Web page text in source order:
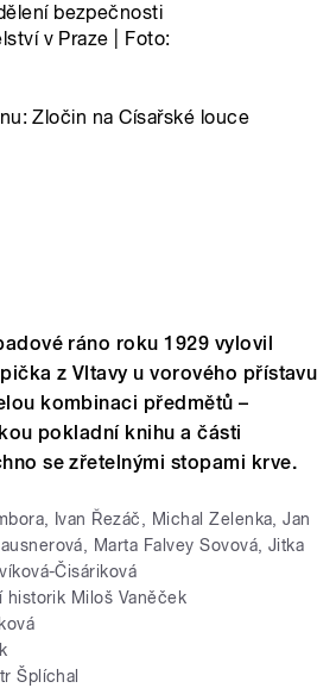
bezpečnosti
v Praze | Foto:
Zločin na Císařské louce
ráno roku 1929 vylovil
z Vltavy u vorového přístavu
kombinaci předmětů –
pokladní knihu a části
se zřetelnými stopami krve.
Ivan Řezáč, Michal Zelenka, Jan
Marta Falvey Sovová, Jitka
Čisáriková
historik Miloš Vaněček
Šplíchal